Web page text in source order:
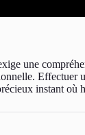
une
Effectuer
instant où